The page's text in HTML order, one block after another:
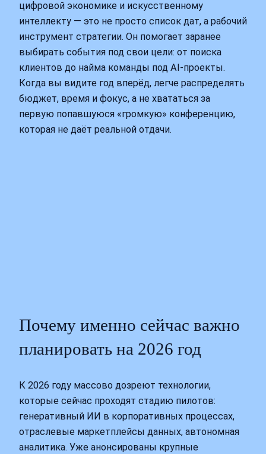
цифровой экономике и искусственному
интеллекту — это не просто список дат, а рабочий
инструмент стратегии. Он помогает заранее
выбирать события под свои цели: от поиска
клиентов до найма команды под AI‑проекты.
Когда вы видите год вперёд, легче распределять
бюджет, время и фокус, а не хвататься за
первую попавшуюся «громкую» конференцию,
которая не даёт реальной отдачи.
Почему именно сейчас важно
планировать на 2026 год
К 2026 году массово дозреют технологии,
которые сейчас проходят стадию пилотов:
генеративный ИИ в корпоративных процессах,
отраслевые маркетплейсы данных, автономная
аналитика. Уже анонсированы крупные